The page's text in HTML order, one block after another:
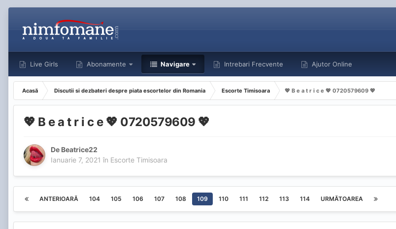
Live Girls Abonamente Navigare Intrebari Frecvente Ajutor Online
Acasă Discutii si dezbateri despre piata escortelor din Romania Escorte Timisoara 💖 B e a t r i c e 💖 0720579609 💖
💖 B e a t r i c e 💖 0720579609 💖
De Beatrice22
Ianuarie 7, 2021 în Escorte Timisoara
ANTERIOARĂ 104 105 106 107 108 109 110 111 112 113 114 URMĂTOAREA